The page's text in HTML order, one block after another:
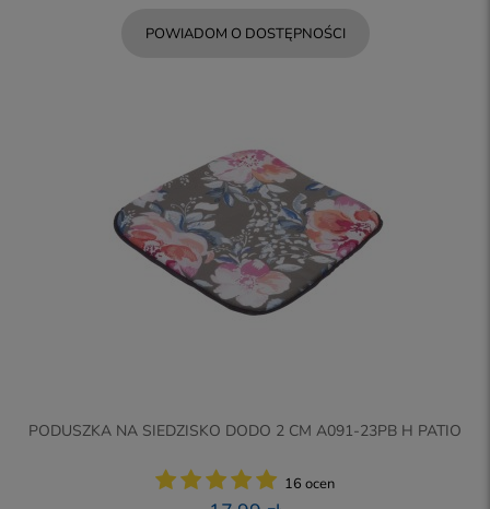
POWIADOM O DOSTĘPNOŚCI
PODUSZKA NA SIEDZISKO DODO 2 CM A091-23PB H PATIO
16 ocen